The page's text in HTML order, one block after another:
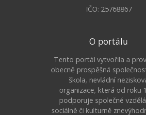
IČO: 25768867
O portálu
Tento portál vytvořila a
obecně prospěšná
škola, nevládní
organizace, která od roku
podporuje společné
sociálně či kulturně